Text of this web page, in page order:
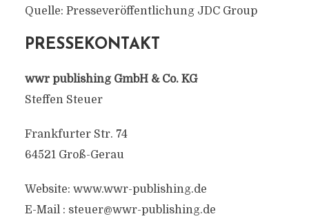
Quelle: Presseveröffentlichung JDC Group
PRESSEKONTAKT
wwr publishing GmbH & Co. KG
Steffen Steuer
Frankfurter Str. 74
64521 Groß-Gerau
Website: www.wwr-publishing.de
E-Mail : steuer@wwr-publishing.de